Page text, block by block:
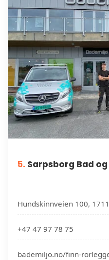
5. Sarpsborg Bad
Hundskinnveien 100,
+47 47 97 78 75
bademiljo.no/finn-